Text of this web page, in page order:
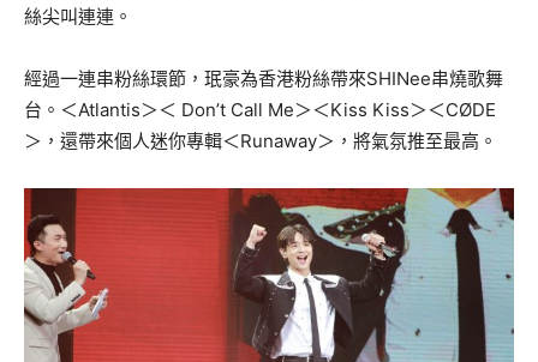
絲尖叫連連。
經過一連串粉絲環節，珉豪為香港粉絲帶來SHINee串燒歌舞
台。＜Atlantis＞＜ Don’t Call Me＞＜Kiss Kiss＞＜CØDE
＞，還帶來個人迷你專輯＜Runaway＞，將氣氛推至最高。